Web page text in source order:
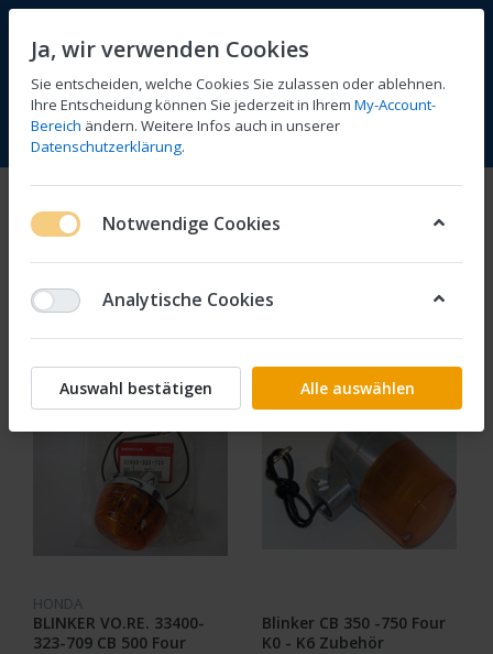
Menü Anmelden Vergleichen Wunschliste
Blinker
Filtern Sortieren
HONDA
BLINKER VO.RE. 33400-
323-709 CB 500 Four
Blinker CB 350 -750 Four
K0 - K6 Zubehör
Ja, wir verwenden Cookies
Sie entscheiden, welche Cookies Sie zulassen oder ablehnen.
Ihre Entscheidung können Sie jederzeit in Ihrem My-Account-
Bereich ändern. Weitere Infos auch in unserer
Datenschutzerklärung.
Notwendige Cookies
Analytische Cookies
Auswahl bestätigen Alle auswählen